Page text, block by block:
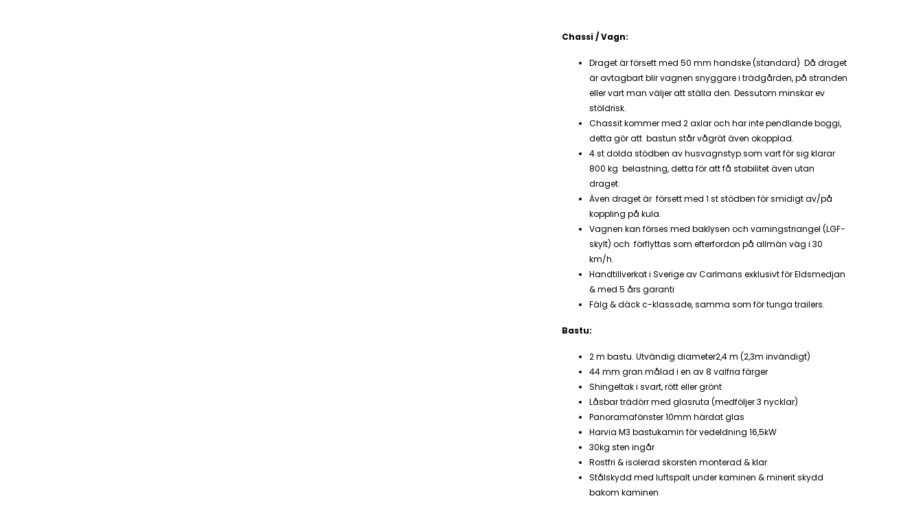
Chassi / Vagn:
Draget är försett med 50 mm handske (standard) Då draget
är avtagbart blir vagnen snyggare i trädgården, på stranden
eller vart man väljer att ställa den. Dessutom minskar ev
stöldrisk.
Chassit kommer med 2 axlar och har inte pendlande boggi,
detta gör att bastun står vågrät även okopplad.
4 st dolda stödben av husvagnstyp som vart för sig klarar
800 kg belastning, detta för att få stabilitet även utan
draget.
Även draget är försett med 1 st stödben för smidigt av/på
koppling på kula.
Vagnen kan förses med baklysen och varningstriangel (LGF-
skylt) och förflyttas som efterfordon på allmän väg i 30
km/h.
Handtillverkat i Sverige av Carlmans exklusivt för Eldsmedjan
& med 5 års garanti
Fälg & däck c-klassade, samma som för tunga trailers.
Bastu:
2 m bastu. Utvändig diameter2,4 m (2,3m invändigt)
44 mm gran målad i en av 8 valfria färger
Shingeltak i svart, rött eller grönt
Låsbar trädörr med glasruta (medföljer 3 nycklar)
Panoramafönster 10mm härdat glas
Harvia M3 bastukamin för vedeldning 16,5kW
30kg sten ingår
Rostfri & isolerad skorsten monterad & klar
Stålskydd med luftspalt under kaminen & minerit skydd
bakom kaminen